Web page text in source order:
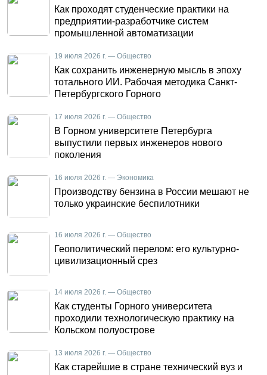
Как проходят студенческие практики на
предприятии-разработчике систем
промышленной автоматизации
19 июля 2026 г. — Общество
Как сохранить инженерную мысль в эпоху
тотального ИИ. Рабочая методика Санкт-
Петербургского Горного
17 июля 2026 г. — Общество
В Горном университете Петербурга
выпустили первых инженеров нового
поколения
16 июля 2026 г. — Экономика
Производству бензина в России мешают не
только украинские беспилотники
16 июля 2026 г. — Общество
Геополитический перелом: его культурно-
цивилизационный срез
14 июля 2026 г. — Общество
Как студенты Горного университета
проходили технологическую практику на
Кольском полуострове
13 июля 2026 г. — Общество
Как старейшие в стране технический вуз и